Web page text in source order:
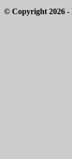
© Copyright 2026 -